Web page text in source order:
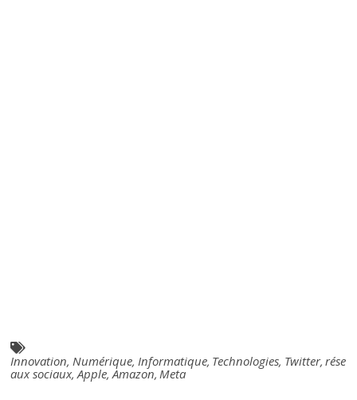
Innovation, Numérique, Informatique, Technologies, Twitter, rése
aux sociaux, Apple, Amazon, Meta